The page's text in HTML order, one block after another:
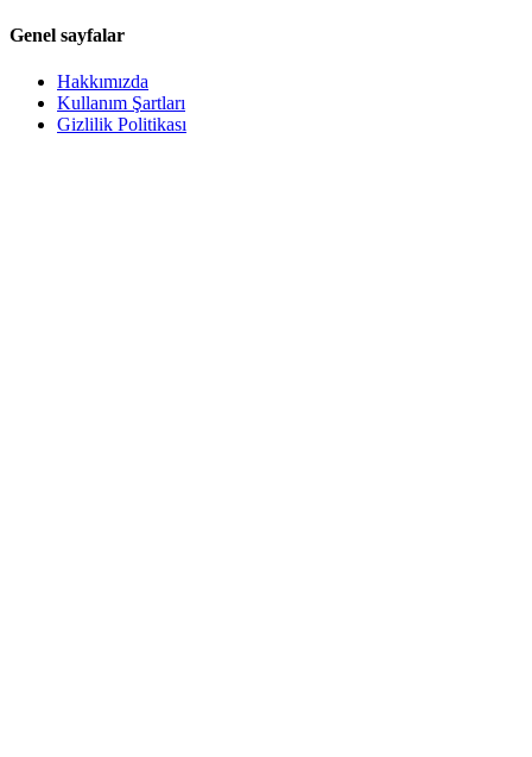
Genel sayfalar
Hakkımızda
Kullanım Şartları
Gizlilik Politikası